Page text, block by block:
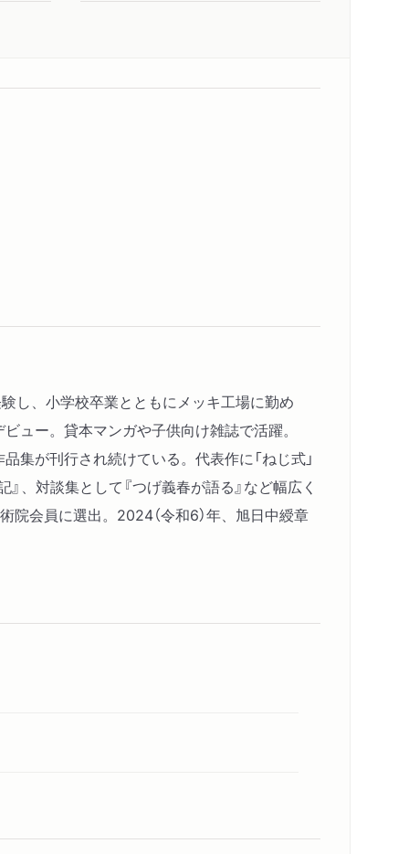
し、小学校卒業とともにメッキ工場に勤め
ュー。貸本マンガや子供向け雑誌で活躍。
集が刊行され続けている。代表作に「ねじ式」
』、対談集として『つげ義春が語る』など幅広く
院会員に選出。2024（令和6）年、旭日中綬章